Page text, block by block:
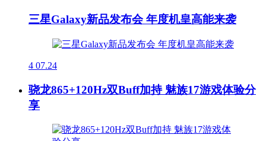
三星Galaxy新品发布会 年度机皇高能来袭
4 07.24
骁龙865+120Hz双Buff加持 魅族17游戏体验分
享